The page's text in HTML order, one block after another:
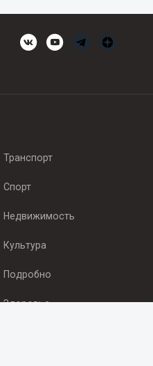
Транспорт
Спорт
Недвижимость
Культура
Подробно
Здоровье